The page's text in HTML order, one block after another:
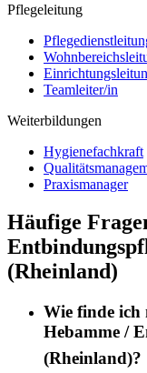
Pflegeleitung
Teamleiter/in
Weiterbildungen
Hygienefachkraft
Praxismanager
Häufige
(Rheinland)
Wie finde ich
Hebamme /
(Rheinland)?